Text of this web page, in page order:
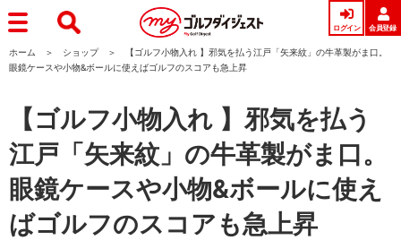
ログイン 会員登録
ホーム ショップ
【ゴルフ小物入れ 】邪気を払う江戸「矢来紋」の牛革製がま口。
眼鏡ケースや小物&ボールに使えばゴルフのスコアも急上昇
【ゴルフ小物入れ 】邪気を払う
江戸「矢来紋」の牛革製がま口。
眼鏡ケースや小物&ボールに使え
ばゴルフのスコアも急上昇